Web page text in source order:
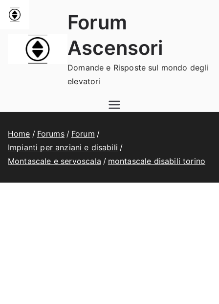
Vai
contenuto
Forum
Ascensori
Domande e Risposte sul mondo degli
elevatori
Home Forums
Forum
Impianti per anziani e disabili
Montascale e servoscala
montascale disabili torino